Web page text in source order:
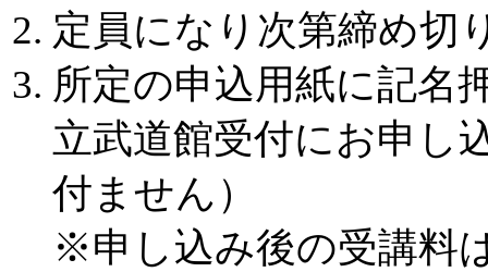
定員になり次第締め切
所定の申込用紙に記名
立武道館受付にお申し
付ません）
※申し込み後の受講料